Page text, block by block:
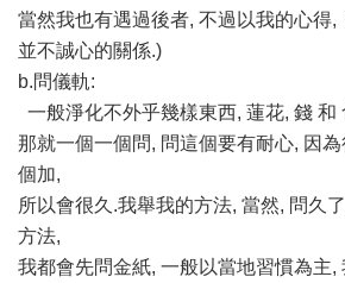
當然我也有遇過後者, 不過以我的心得
並不誠心的關係.)
b.問儀軌:
一般淨化不外乎幾樣東西, 蓮花, 錢 和
那就一個一個問, 問這個要有耐心, 因
個加,
所以會很久.我舉我的方法, 當然, 問久
方法,
我都會先問金紙, 一般以當地習慣為主,